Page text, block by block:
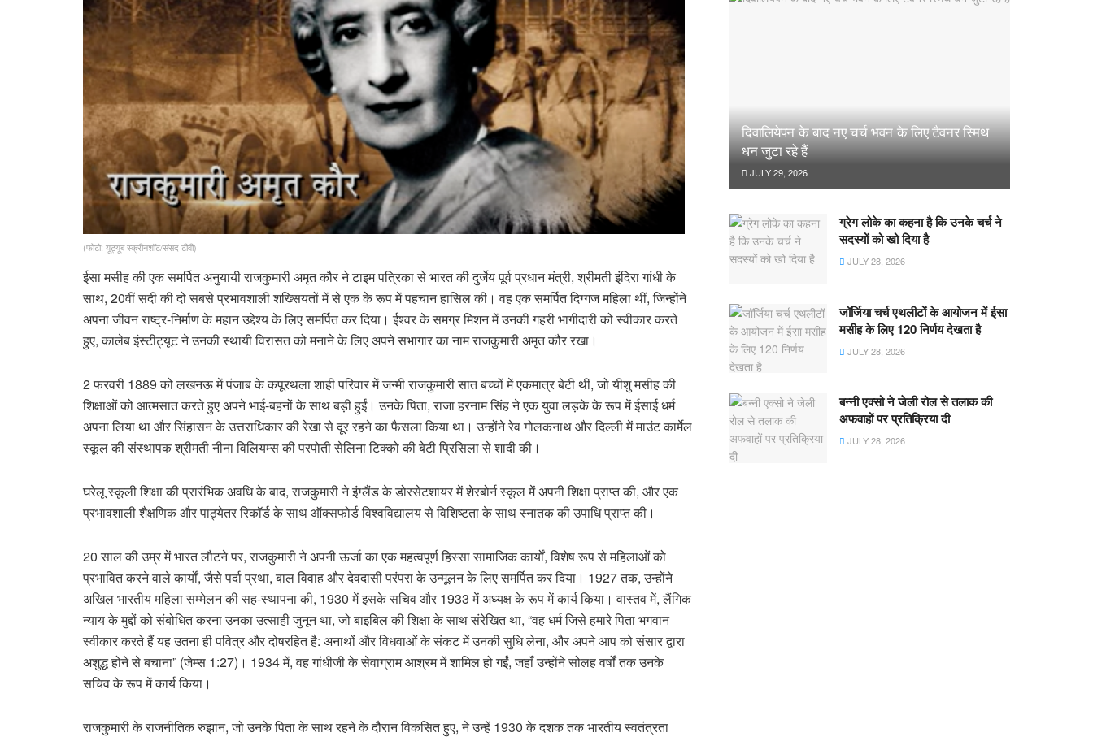
(फोटो: यूट्यूब स्क्रीनशॉट/संसद टीवी)
ईसा मसीह की एक समर्पित अनुयायी राजकुमारी अमृत कौर ने टाइम पत्रिका से भारत की दुर्जेय पूर्व प्रधान मंत्री, श्रीमती इंदिरा गांधी के
साथ, 20वीं सदी की दो सबसे प्रभावशाली शख्सियतों में से एक के रूप में पहचान हासिल की। वह एक समर्पित दिग्गज महिला थीं, जिन्होंने
अपना जीवन राष्ट्र-निर्माण के महान उद्देश्य के लिए समर्पित कर दिया। ईश्वर के समग्र मिशन में उनकी गहरी भागीदारी को स्वीकार करते
हुए, कालेब इंस्टीट्यूट ने उनकी स्थायी विरासत को मनाने के लिए अपने सभागार का नाम राजकुमारी अमृत कौर रखा।
2 फरवरी 1889 को लखनऊ में पंजाब के कपूरथला शाही परिवार में जन्मी राजकुमारी सात बच्चों में एकमात्र बेटी थीं, जो यीशु मसीह की
शिक्षाओं को आत्मसात करते हुए अपने भाई-बहनों के साथ बड़ी हुईं। उनके पिता, राजा हरनाम सिंह ने एक युवा लड़के के रूप में ईसाई धर्म
अपना लिया था और सिंहासन के उत्तराधिकार की रेखा से दूर रहने का फैसला किया था। उन्होंने रेव गोलकनाथ और दिल्ली में माउंट कार्मेल
स्कूल की संस्थापक श्रीमती नीना विलियम्स की परपोती सेलिना टिक्को की बेटी प्रिसिला से शादी की।
घरेलू स्कूली शिक्षा की प्रारंभिक अवधि के बाद, राजकुमारी ने इंग्लैंड के डोरसेटशायर में शेरबोर्न स्कूल में अपनी शिक्षा प्राप्त की, और एक
प्रभावशाली शैक्षणिक और पाठ्येतर रिकॉर्ड के साथ ऑक्सफोर्ड विश्वविद्यालय से विशिष्टता के साथ स्नातक की उपाधि प्राप्त की।
20 साल की उम्र में भारत लौटने पर, राजकुमारी ने अपनी ऊर्जा का एक महत्वपूर्ण हिस्सा सामाजिक कार्यों, विशेष रूप से महिलाओं को
प्रभावित करने वाले कार्यों, जैसे पर्दा प्रथा, बाल विवाह और देवदासी परंपरा के उन्मूलन के लिए समर्पित कर दिया। 1927 तक, उन्होंने
अखिल भारतीय महिला सम्मेलन की सह-स्थापना की, 1930 में इसके सचिव और 1933 में अध्यक्ष के रूप में कार्य किया। वास्तव में, लैंगिक
न्याय के मुद्दों को संबोधित करना उनका उत्साही जुनून था, जो बाइबिल की शिक्षा के साथ संरेखित था, “वह धर्म जिसे हमारे पिता भगवान
स्वीकार करते हैं यह उतना ही पवित्र और दोषरहित है: अनाथों और विधवाओं के संकट में उनकी सुधि लेना, और अपने आप को संसार द्वारा
अशुद्ध होने से बचाना” (जेम्स 1:27)। 1934 में, वह गांधीजी के सेवाग्राम आश्रम में शामिल हो गईं, जहाँ उन्होंने सोलह वर्षों तक उनके
सचिव के रूप में कार्य किया।
राजकुमारी के राजनीतिक रुझान, जो उनके पिता के साथ रहने के दौरान विकसित हुए, ने उन्हें 1930 के दशक तक भारतीय स्वतंत्रता
दिवालियेपन के बाद नए चर्च भवन के लिए टैवनर स्मिथ
धन जुटा रहे हैं
JULY 29, 2026
ग्रेग लोके का कहना है कि उनके चर्च ने
सदस्यों को खो दिया है
JULY 28, 2026
जॉर्जिया चर्च एथलीटों के आयोजन में ईसा
मसीह के लिए 120 निर्णय देखता है
JULY 28, 2026
बन्नी एक्सो ने जेली रोल से तलाक की
अफवाहों पर प्रतिक्रिया दी
JULY 28, 2026